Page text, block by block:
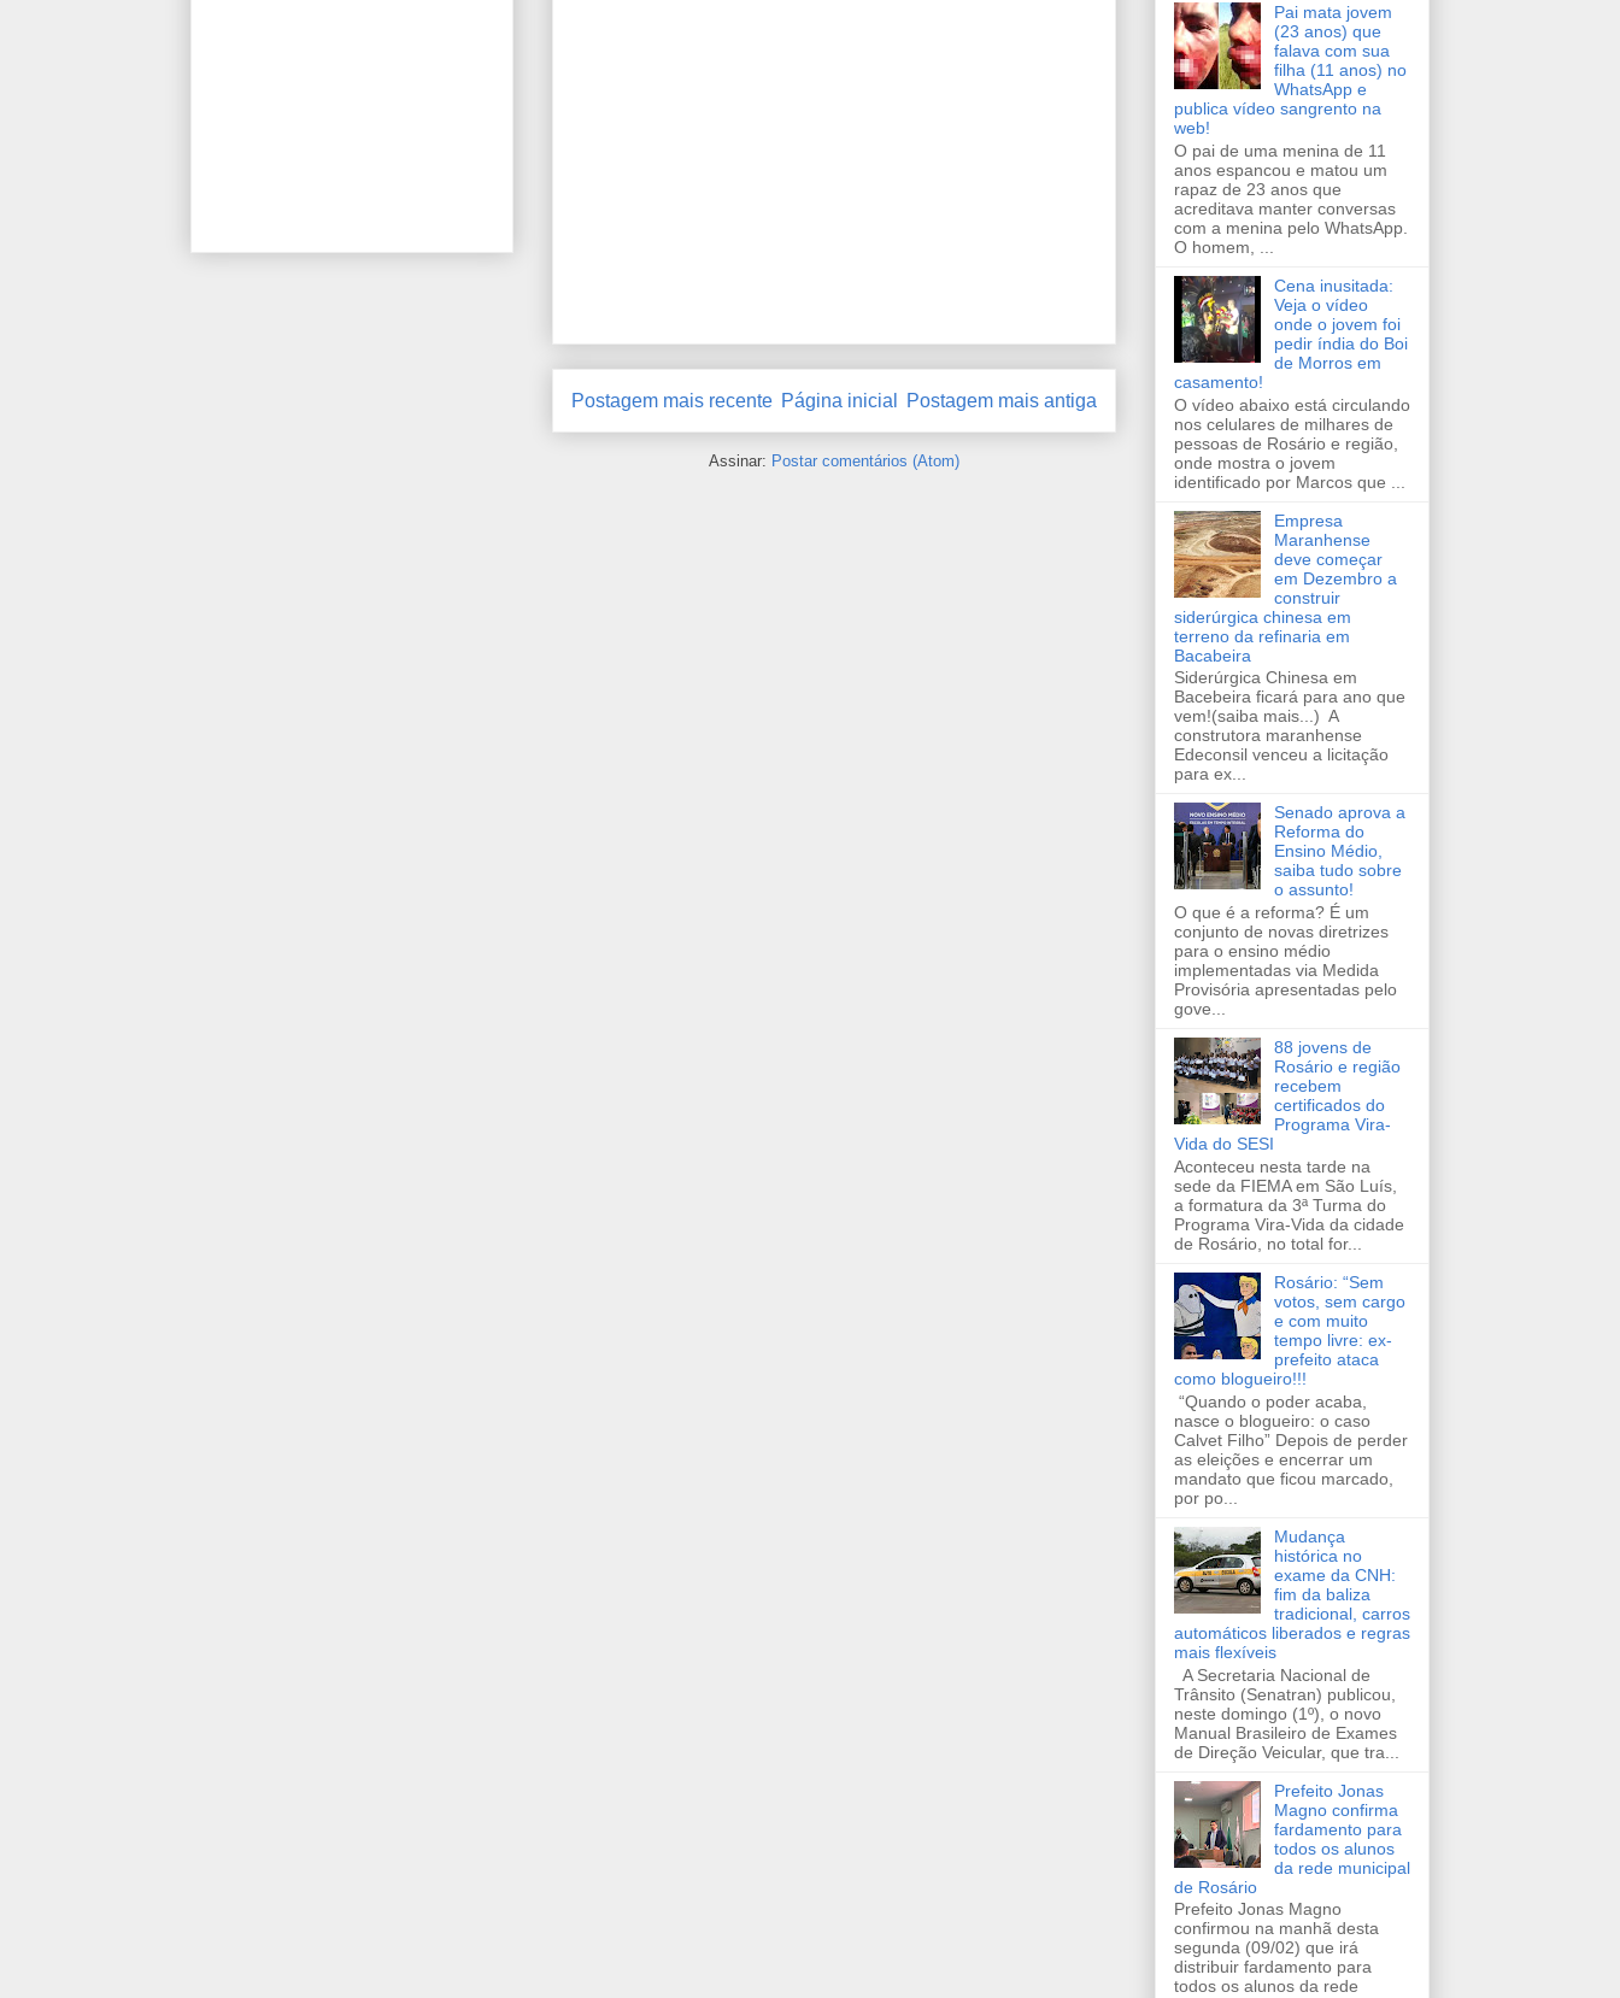
Postagem mais recente Postagem mais antiga
Página inicial
Assinar: Postar comentários (Atom)
Pai mata jovem
(23 anos) que
falava com sua
filha (11 anos) no
WhatsApp e
publica vídeo sangrento na
web!
O pai de uma menina de 11
anos espancou e matou um
rapaz de 23 anos que
acreditava manter conversas
com a menina pelo WhatsApp.
O homem, ...
Cena inusitada:
Veja o vídeo
onde o jovem foi
pedir índia do Boi
de Morros em
casamento!
O vídeo abaixo está circulando
nos celulares de milhares de
pessoas de Rosário e região,
onde mostra o jovem
identificado por Marcos que ...
Empresa
Maranhense
deve começar
em Dezembro a
construir
siderúrgica chinesa em
terreno da refinaria em
Bacabeira
Siderúrgica Chinesa em
Bacebeira ficará para ano que
vem!(saiba mais...) A
construtora maranhense
Edeconsil venceu a licitação
para ex...
Senado aprova a
Reforma do
Ensino Médio,
saiba tudo sobre
o assunto!
O que é a reforma? É um
conjunto de novas diretrizes
para o ensino médio
implementadas via Medida
Provisória apresentadas pelo
gove...
88 jovens de
Rosário e região
recebem
certificados do
Programa Vira-
Vida do SESI
Aconteceu nesta tarde na
sede da FIEMA em São Luís,
a formatura da 3ª Turma do
Programa Vira-Vida da cidade
de Rosário, no total for...
Rosário: “Sem
votos, sem cargo
e com muito
tempo livre: ex-
prefeito ataca
como blogueiro!!!
“Quando o poder acaba,
nasce o blogueiro: o caso
Calvet Filho” Depois de perder
as eleições e encerrar um
mandato que ficou marcado,
por po...
Mudança
histórica no
exame da CNH:
fim da baliza
tradicional, carros
automáticos liberados e regras
mais flexíveis
A Secretaria Nacional de
Trânsito (Senatran) publicou,
neste domingo (1º), o novo
Manual Brasileiro de Exames
de Direção Veicular, que tra...
Prefeito Jonas
Magno confirma
fardamento para
todos os alunos
da rede municipal
de Rosário
Prefeito Jonas Magno
confirmou na manhã desta
segunda (09/02) que irá
distribuir fardamento para
todos os alunos da rede